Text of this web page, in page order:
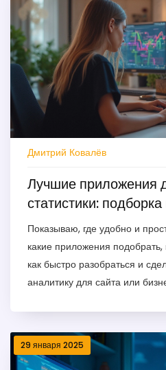
Дмитрий Ковалёв
Лучшие приложения
статистики:
Показываю, где удобно и
какие приложения подобрать,
как быстро разобраться и
аналитику для сайта или
29 января 2025